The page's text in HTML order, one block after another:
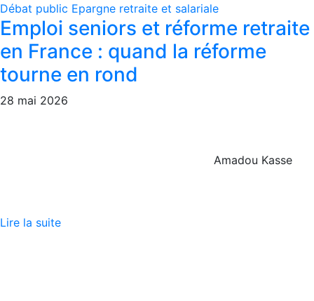
Débat public Epargne retraite et salariale
Emploi seniors et réforme retraite
en France : quand la réforme
tourne en rond
28 mai 2026
Amadou Kasse
Lire la suite